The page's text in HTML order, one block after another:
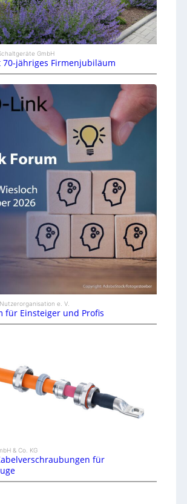
GmbH
70-jähriges Firmenjubiläum
e. V.
für Einsteiger und Profis
& Co. KG
für